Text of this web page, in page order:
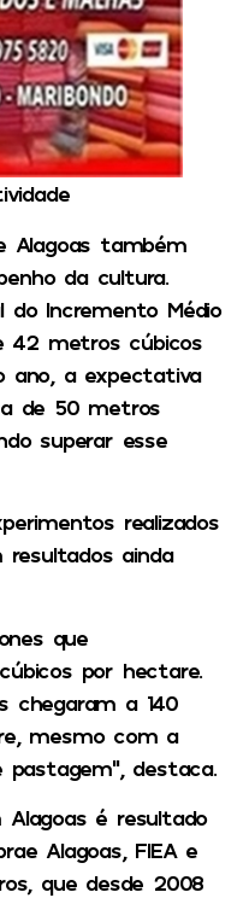
Alagoas também
da cultura.
do Incremento Médio
42 metros cúbicos
ano, a expectativa
de 50 metros
superar esse
realizados
resultados ainda
que
por hectare.
chegaram a 140
mesmo com a
destaca.
é resultado
Alagoas, FIEA e
que desde 2008